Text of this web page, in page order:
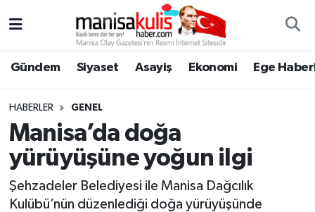
Gündem Siyaset Asayiş Ekonomi Ege
HABERLER GENEL
Manisa’da doğa
yürüyüşüne yoğun ilgi
Şehzadeler Belediyesi ile Manisa Dağcılık
Kulübü’nün düzenlediği doğa yürüyüşünde
Ege Haberleri
Ekonomi
Genel
Gündem
Yunusemre Hava Durumu
Yunusemre Trafik Yoğunluk Haritası
Süper Lig Puan Durumu ve Fikstür
Tüm Manşetler